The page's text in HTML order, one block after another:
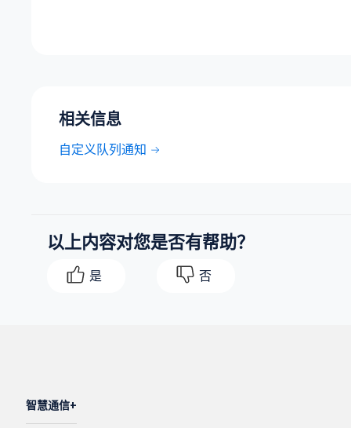
相关信息
自定义队列通知
以上内容对您是否有帮助？
是 否
智慧通信